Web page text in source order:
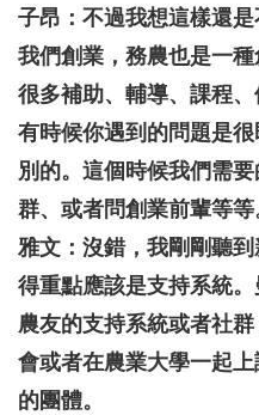
子昂：不過我想這樣還
我們創業，務農也是一
很多補助、輔導、課程
有時候你遇到的問題是
別的。這個時候我們需
群、或者問創業前輩等等
雅文：沒錯，我剛剛聽
得重點應該是支持系統
農友的支持系統或者社
會或者在農業大學一起
的團體。